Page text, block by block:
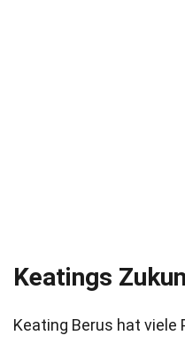
Keatings
Keating Berus hat viele